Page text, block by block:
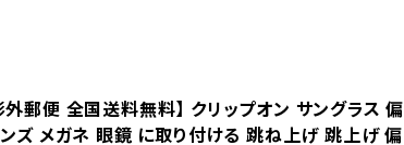
外郵便 全国送料無料】 クリップオン サングラス 偏
ズ メガネ 眼鏡 に取り付ける 跳ね上げ 跳上げ 偏